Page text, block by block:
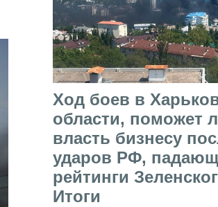
Ход боев в
области, поможет
власть бизнесу
ударов РФ,
рейтинги
Итоги